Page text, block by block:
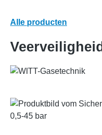
Alle producten
Afbeeldingengalerij